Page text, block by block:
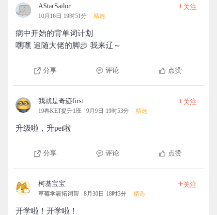
AStarSailor
10月16日 19时51分 精选
+关注
病中开始的背单词计划
嘿嘿 追随大佬的脚步 我来辽～
分享 评论 点赞
我就是奇迹first
19春KET提升1班 9月9日 19时53分 精选
+关注
升级啦，升pet啦
分享 评论 点赞
柯基宝宝
草莓学霸拓词帮 8月30日 18时3分 精选
+关注
开学啦！开学啦！